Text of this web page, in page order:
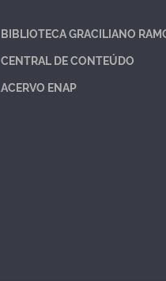
BIBLIOTECA GRACILIANO
CENTRAL DE CONTEÚDO
ACERVO ENAP